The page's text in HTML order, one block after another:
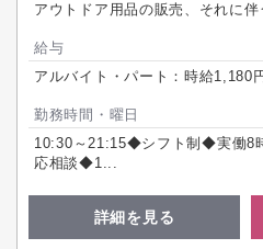
アウトドア用品の販売、それに伴
給与
アルバイト・パート：時給1,180
勤務時間・曜日
10:30～21:15◆シフト制◆実働8
応相談◆1...
詳細を見る